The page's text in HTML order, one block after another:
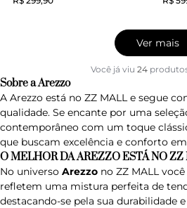
Ver mais
Você já viu 24
Sobre a Arezzo
A Arezzo está no ZZ MALL e segue
qualidade. Se encante por uma
contemporâneo com um toque
que buscam excelência e conforto
O MELHOR DA AREZZO ESTÁ NO
No universo Arezzo no ZZ MALL
refletem uma mistura perfeita de
destacando-se pela sua durabilidade